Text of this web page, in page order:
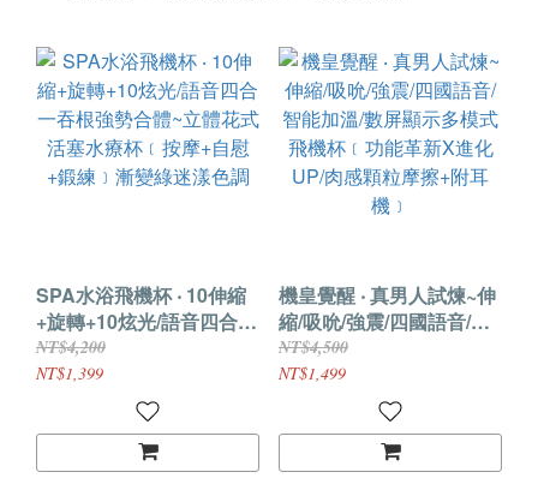
SPA水浴飛機杯 ‧ 10伸縮
+旋轉+10炫光/語音四合一
吞根強勢合體~立體花式活
塞水療杯﹝按摩+自慰+鍛
練﹞漸變綠迷漾色調
NT$4,200
NT$1,399
機皇覺醒 ‧ 真男人試煉~伸
縮/吸吮/強震/四國語音/智
能加溫/數屏顯示多模式飛
機杯﹝功能革新X進化UP/
肉感顆粒摩擦+附耳機﹞
NT$4,500
NT$1,499